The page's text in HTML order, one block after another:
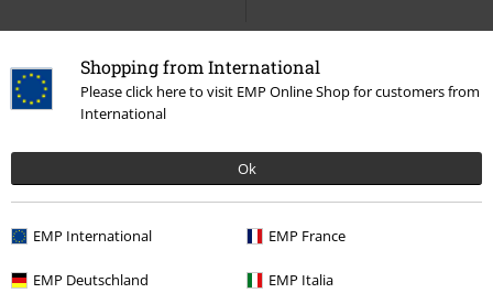
Shopping from International
Please click here to visit EMP Online Shop for customers from
International
Ok
EMP International EMP France
EMP Deutschland EMP Italia